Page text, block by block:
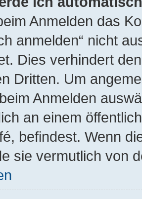
Anmelden das
anmelden“ nicht
Dies verhindert
Dritten. Um
Anmelden
an einem
befindest. Wenn
sie vermutlich von